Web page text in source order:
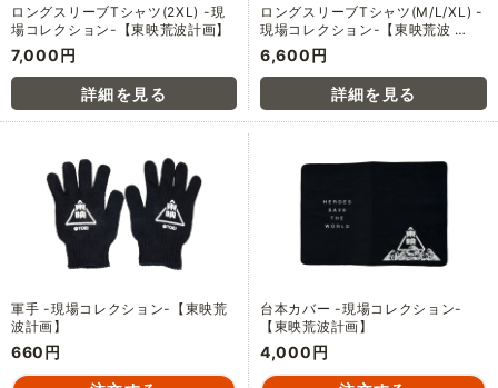
ロングスリーブTシャツ(2XL) -現
場コレクション-【東映荒波計画】
7,000円
ロングスリーブTシャツ(M/L/XL) -
現場コレクション-【東映荒波 …
6,600円
軍手 -現場コレクション-【東映荒
波計画】
660円
台本カバー -現場コレクション-
【東映荒波計画】
4,000円